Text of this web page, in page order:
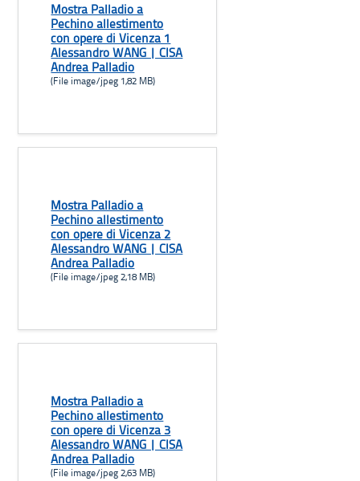
Mostra Palladio a
Pechino allestimento
con opere di Vicenza 1
Alessandro WANG | CISA
Andrea Palladio
(File image/jpeg 1,82 MB)
Mostra Palladio a
Pechino allestimento
con opere di Vicenza 2
Alessandro WANG | CISA
Andrea Palladio
(File image/jpeg 2,18 MB)
Mostra Palladio a
Pechino allestimento
con opere di Vicenza 3
Alessandro WANG | CISA
Andrea Palladio
(File image/jpeg 2,63 MB)